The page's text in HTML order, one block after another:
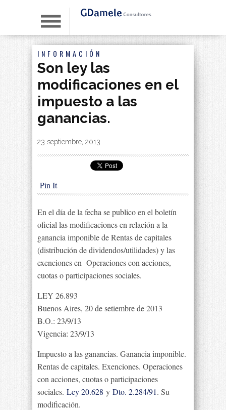
INFORMACIÓN
Son ley las
modificaciones en el
impuesto a las
ganancias.
By|
23 septiembre, 2013
Pin It
En el día de la fecha se publico en el boletín
oficial las modificaciones en relación a la
ganancia imponible de Rentas de capitales
(distribución de dividendos/utilidades) y las
exenciones en Operaciones con acciones,
cuotas o participaciones sociales.
LEY 26.893
Buenos Aires, 20 de setiembre de 2013
B.O.: 23/9/13
Vigencia: 23/9/13
Impuesto a las ganancias. Ganancia imponible.
Rentas de capitales. Exenciones. Operaciones
con acciones, cuotas o participaciones
sociales. Ley 20.628 y Dto. 2.284/91. Su
modificación.